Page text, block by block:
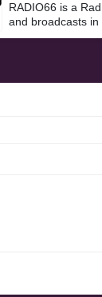
RADIO66 is a
and broadcasts in